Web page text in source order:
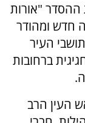
ההסדר "אורות
חדש ומהודר
העיר
ברחובות
העין הרב